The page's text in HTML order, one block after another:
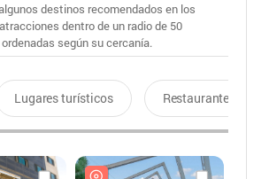
destinos recomendados en los
dentro de un radio de 50
según su cercanía.
Lugares turísticos Restaurantes